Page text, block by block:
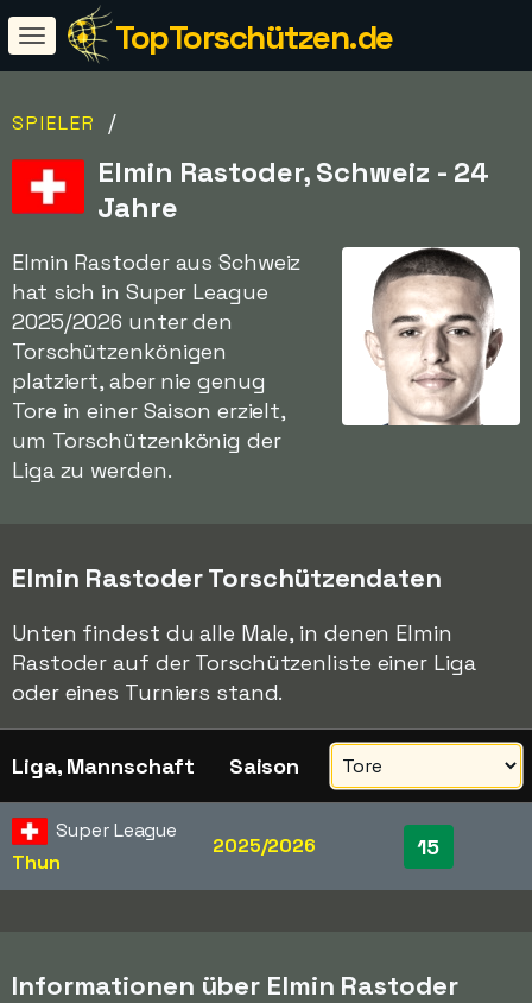
TopTorschützen.de
SPIELER /
Elmin Rastoder, Schweiz - 24
Jahre
Elmin Rastoder aus Schweiz
hat sich in Super League
2025/2026 unter den
Torschützenkönigen
platziert, aber nie genug
Tore in einer Saison erzielt,
um Torschützenkönig der
Liga zu werden.
Elmin Rastoder Torschützendaten
Unten findest du alle Male, in denen Elmin
Rastoder auf der Torschützenliste einer Liga
oder eines Turniers stand.
Liga, Mannschaft Saison
Super League
Thun
2025/2026 15
Informationen über Elmin Rastoder